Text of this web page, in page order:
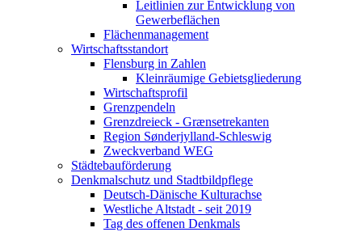
Leitlinien zur Entwicklung von
Gewerbeflächen
Flächenmanagement
Wirtschaftsstandort
Flensburg in Zahlen
Kleinräumige Gebietsgliederung
Wirtschaftsprofil
Grenzpendeln
Grenzdreieck - Grænsetrekanten
Region Sønderjylland-Schleswig
Zweckverband WEG
Städtebauförderung
Denkmalschutz und Stadtbildpflege
Deutsch-Dänische Kulturachse
Westliche Altstadt - seit 2019
Tag des offenen Denkmals